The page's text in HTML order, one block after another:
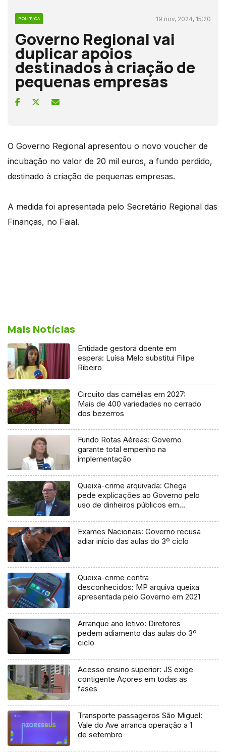
POLÍTICA 19 nov, 2024, 15:20
Governo Regional vai
duplicar apoios
destinados à criação de
pequenas empresas
O Governo Regional apresentou o novo voucher de
incubação no valor de 20 mil euros, a fundo perdido,
destinado à criação de pequenas empresas.
A medida foi apresentada pelo Secretário Regional das
Finanças, no Faial.
Mais Notícias
Entidade gestora doente em
espera: Luísa Melo substitui Filipe
Ribeiro
Circuito das camélias em 2027:
Mais de 400 variedades no cerrado
dos bezerros
Fundo Rotas Aéreas: Governo
garante total empenho na
implementação
Queixa-crime arquivada: Chega
pede explicações ao Governo pelo
uso de dinheiros públicos em
Exames Nacionais: Governo recusa
adiar início das aulas do 3º ciclo
Queixa-crime contra
desconhecidos: MP arquiva queixa
apresentada pelo Governo em 2021
Arranque ano letivo: Diretores
pedem adiamento das aulas do 3º
ciclo
Acesso ensino superior: JS exige
contigente Açores em todas as
fases
Transporte passageiros São Miguel:
Vale do Ave arranca operação a 1
de setembro